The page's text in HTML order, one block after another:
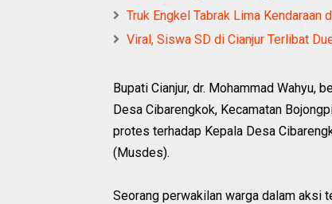
Truk Engkel Tabrak Lima Kendaraan
Viral, Siswa SD di Cianjur Terlibat
Bupati Cianjur, dr. Mohammad Wahyu,
Desa Cibarengkok, Kecamatan
protes terhadap Kepala Desa
(Musdes).
Seorang perwakilan warga dalam aksi